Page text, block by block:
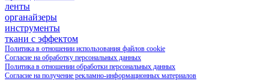
ленты
органайзеры
инструменты
ткани с эффектом
Политика в отношении использования файлов cookie
Согласие на обработку персональных данных
Политика в отношении обработки персональных данных
Согласие на получение рекламно-информационных материалов